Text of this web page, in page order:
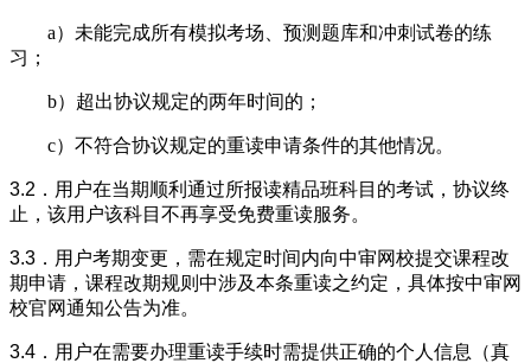
a）未能完成所有模拟考场、预测题库和冲刺试卷的练
习；
b）超出协议规定的两年时间的；
c）不符合协议规定的重读申请条件的其他情况。
3.2． 用户在当期顺利通过所报读精品班科目的考试，协议终
止，该用户该科目不再享受免费重读服务。
3.3． 用户考期变更，需在规定时间内向中审网校提交课程改
期申请，课程改期规则中涉及本条重读之约定，具体按中审网
校官网通知公告为准。
3.4． 用户在需要办理重读手续时需提供正确的个人信息（真